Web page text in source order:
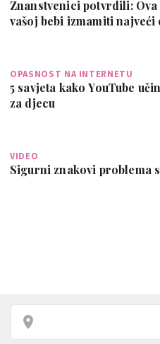
Znanstvenici potvrdili: Ova
vašoj bebi izmamiti najveći
OPASNOST NA INTERNETU
5 savjeta kako YouTube
za djecu
VIDEO
Sigurni znakovi problema